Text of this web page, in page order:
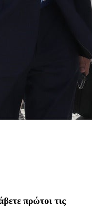
πρώτοι τις